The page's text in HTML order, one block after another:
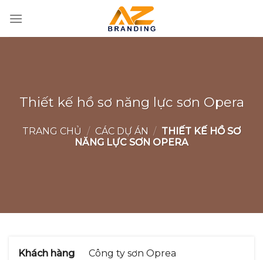
qua
nội
Thiết kế hồ sơ năng lực sơn Opera
TRANG CHỦ / CÁC DỰ ÁN / THIẾT KẾ HỒ SƠ
NĂNG LỰC SƠN OPERA
Khách hàng
Công ty sơn Oprea